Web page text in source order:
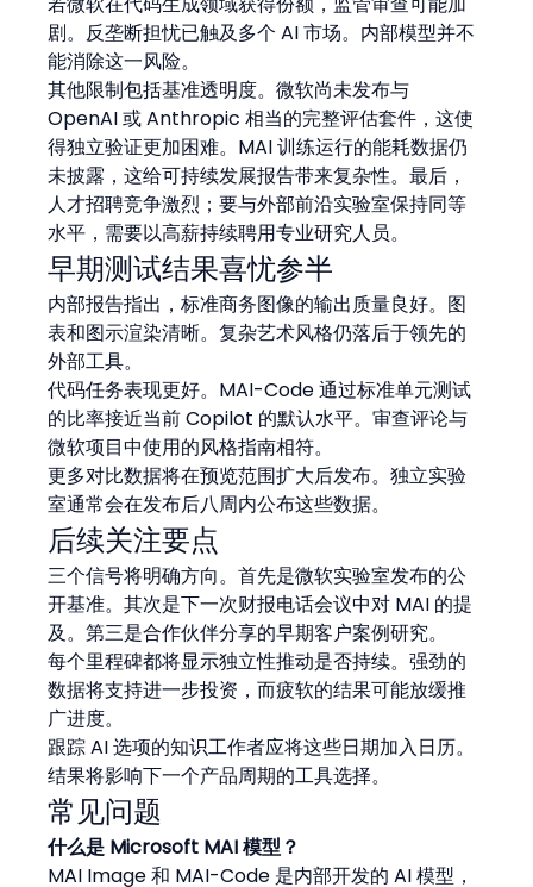
剧。反垄断担忧已触及多个 AI 市场。内部模型并不
能消除这一风险。
其他限制包括基准透明度。微软尚未发布与
OpenAI 或 Anthropic 相当的完整评估套件，这使
得独立验证更加困难。MAI 训练运行的能耗数据仍
未披露，这给可持续发展报告带来复杂性。最后，
人才招聘竞争激烈；要与外部前沿实验室保持同等
水平，需要以高薪持续聘用专业研究人员。
早期测试结果喜忧参半
内部报告指出，标准商务图像的输出质量良好。图
表和图示渲染清晰。复杂艺术风格仍落后于领先的
外部工具。
代码任务表现更好。MAI-Code 通过标准单元测试
的比率接近当前 Copilot 的默认水平。审查评论与
微软项目中使用的风格指南相符。
更多对比数据将在预览范围扩大后发布。独立实验
室通常会在发布后八周内公布这些数据。
后续关注要点
三个信号将明确方向。首先是微软实验室发布的公
开基准。其次是下一次财报电话会议中对 MAI 的提
及。第三是合作伙伴分享的早期客户案例研究。
每个里程碑都将显示独立性推动是否持续。强劲的
数据将支持进一步投资，而疲软的结果可能放缓推
广进度。
跟踪 AI 选项的知识工作者应将这些日期加入日历。
结果将影响下一个产品周期的工具选择。
常见问题
什么是 Microsoft MAI 模型？
MAI Image 和 MAI-Code 是内部开发的 AI 模型，